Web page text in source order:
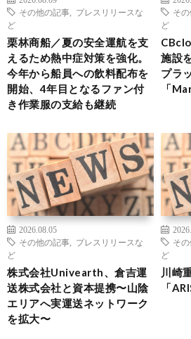
その他の記事
プレスリリースな
ど
栗林商船／夏の安全運航を支
えるため熱中症対策を強化。
今年から船員への飲料配布を
開始、4年目となるファン付
き作業服の支給も継続
そ
ど
施設
プラ
「
2026.08.05
その他の記事
プレスリリースな
ど
株式会社Univearth、倉吉運
送株式会社と資本提携〜山陰
エリアへ実運送ネットワーク
を拡大〜
そ
ど
川崎
「